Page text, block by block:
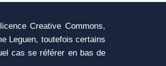
Creative Commons,
Leguen, toutefois certains
cas se référer en bas de